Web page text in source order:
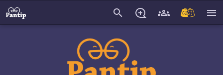
search menu